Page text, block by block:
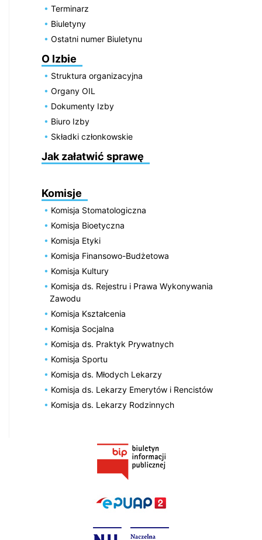
Terminarz
Biuletyny
Ostatni numer Biuletynu
O Izbie
Struktura organizacyjna
Organy OIL
Dokumenty Izby
Biuro Izby
Składki członkowskie
Jak załatwić sprawę
Komisje
Komisja Stomatologiczna
Komisja Bioetyczna
Komisja Etyki
Komisja Finansowo-Budżetowa
Komisja Kultury
Komisja ds. Rejestru i Prawa Wykonywania
Zawodu
Komisja Kształcenia
Komisja Socjalna
Komisja ds. Praktyk Prywatnych
Komisja Sportu
Komisja ds. Młodych Lekarzy
Komisja ds. Lekarzy Emerytów i Rencistów
Komisja ds. Lekarzy Rodzinnych